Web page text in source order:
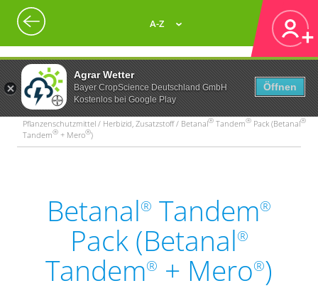
Agrar Wetter
Bayer CropScience Deutschland GmbH
Kostenlos bei Google Play
Öffnen
A-Z
Pflanzenschutzmittel / Herbizid, Zusatzstoff / Betanal® Tandem® Pack (Betanal®
Tandem® + Mero®)
Betanal® Tandem®
Pack (Betanal®
Tandem® + Mero®)